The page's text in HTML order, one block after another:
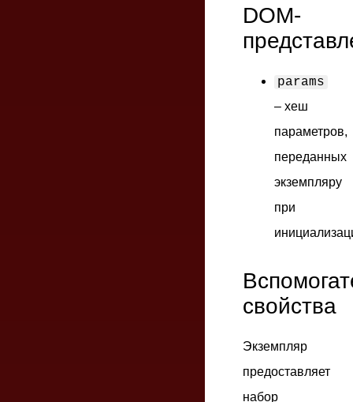
DOM-
params
– хеш
параметров,
переданных
экземпляру
при
свойства
Экземпляр
предоставляет
набор